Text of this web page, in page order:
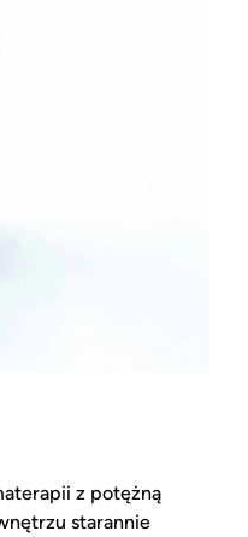
z potężną
starannie